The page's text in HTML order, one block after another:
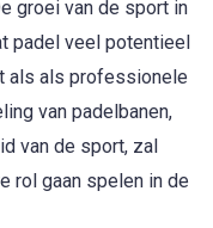
groei van de sport in
padel veel potentieel
als als professionele
van padelbanen,
van de sport, zal
rol gaan spelen in de